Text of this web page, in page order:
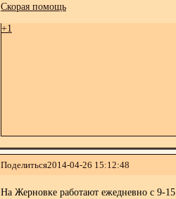
Скорая помощь
+1
Поделиться2014-04-26 15:12:48
На Жерновке работают ежедневно с 9-